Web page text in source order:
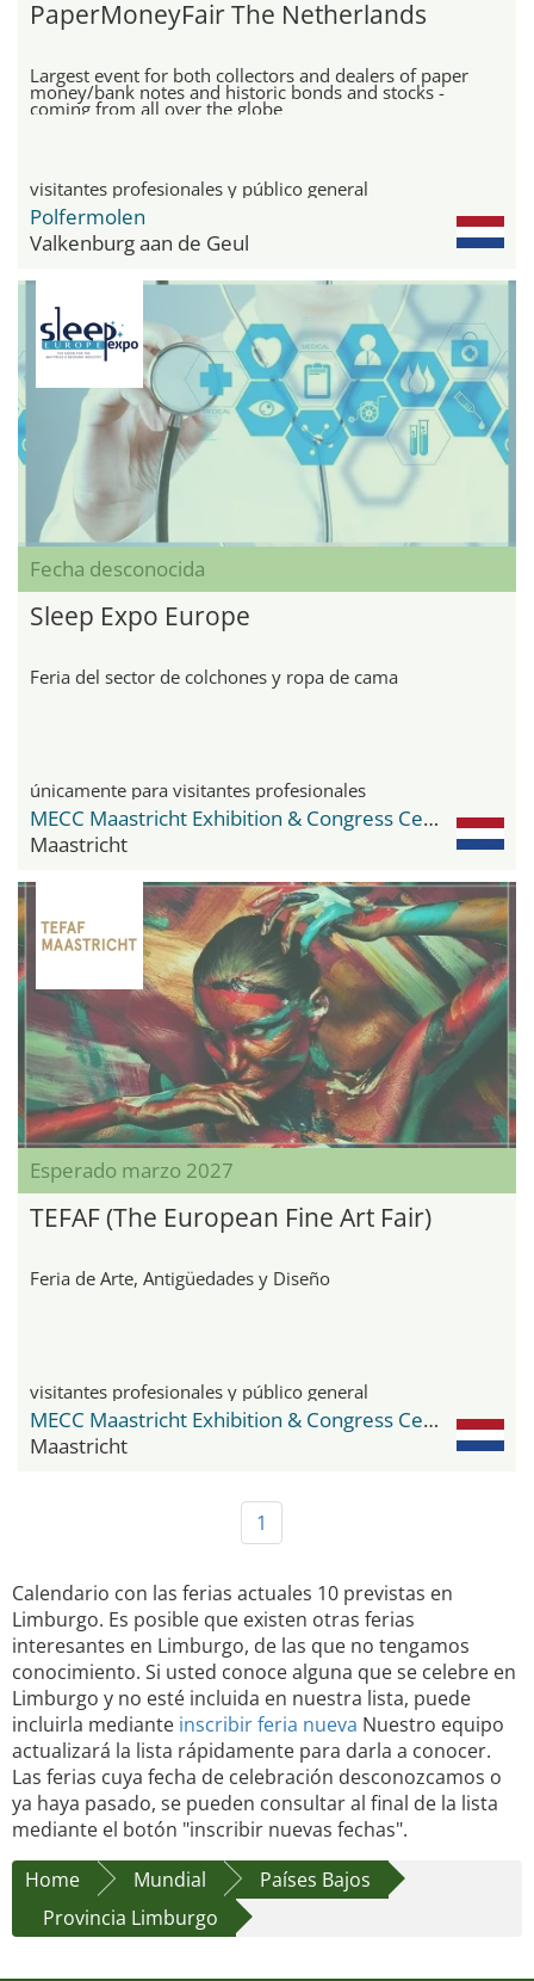
PaperMoneyFair The Netherlands
Largest event for both collectors and dealers of paper
money/bank notes and historic bonds and stocks -
coming from all over the globe
visitantes profesionales y público general
Polfermolen
Valkenburg aan de Geul
Fecha desconocida
Sleep Expo Europe
Feria del sector de colchones y ropa de cama
únicamente para visitantes profesionales
MECC Maastricht Exhibition & Congress Center
Maastricht
Esperado marzo 2027
TEFAF (The European Fine Art Fair)
Feria de Arte, Antigüedades y Diseño
visitantes profesionales y público general
MECC Maastricht Exhibition & Congress Center
Maastricht
1
Calendario con las ferias actuales 10 previstas en
Limburgo. Es posible que existen otras ferias
interesantes en Limburgo, de las que no tengamos
conocimiento. Si usted conoce alguna que se celebre en
Limburgo y no esté incluida en nuestra lista, puede
incluirla mediante inscribir feria nueva Nuestro equipo
actualizará la lista rápidamente para darla a conocer.
Las ferias cuya fecha de celebración desconozcamos o
ya haya pasado, se pueden consultar al final de la lista
mediante el botón "inscribir nuevas fechas".
Home
Mundial
Países Bajos
Provincia Limburgo